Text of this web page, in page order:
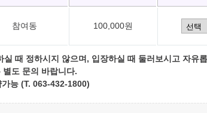
참여동 100,000원
때 정하시지 않으며, 입장하실 때 둘러보시고 자유
도 문의 바랍니다.
능 (T. 063-432-1800)